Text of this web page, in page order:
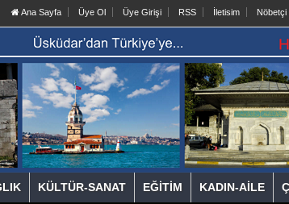
Ana Sayfa Üye Ol Üye Girişi RSS İletisim
KÜLTÜR-SANAT EĞİTİM KADIN-AİLE